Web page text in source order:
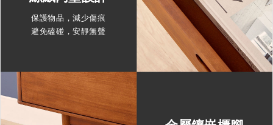
保護物品，減少傷痕
避免磕碰，安靜無聲